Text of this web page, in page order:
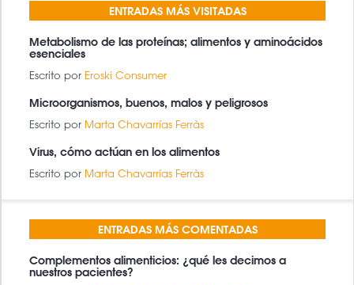
ENTRADAS MÁS VISITADAS
Metabolismo de las proteínas; alimentos y aminoácidos
esenciales
Escrito por Eroski Consumer
Microorganismos, buenos, malos y peligrosos
Escrito por Marta Chavarrías Ferràs
Virus, cómo actúan en los alimentos
Escrito por Marta Chavarrías Ferràs
ENTRADAS MÁS COMENTADAS
Complementos alimenticios: ¿qué les decimos a
nuestros pacientes?